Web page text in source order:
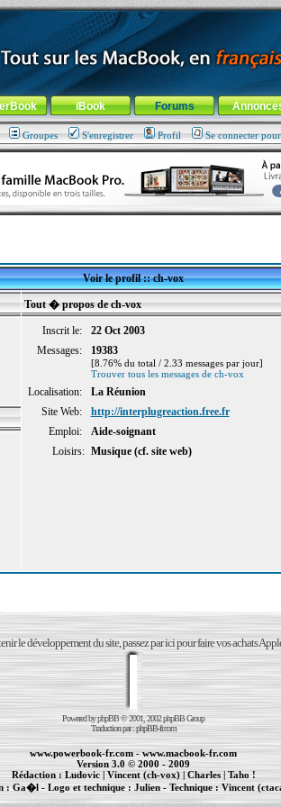
au menu de la rubrique
iBook Forums
Groupes S'enregistrer Profil Se connecter
Voir le profil :: ch-vox
Tout � propos de ch-vox
Inscrit le:
22 Oct 2003
Messages:
19383
[8.76% du total / 2.33 messages par jour]
Trouver tous les messages de ch-vox
Localisation:
La Réunion
Site Web:
http://interplugreaction.free.fr
Emploi:
Aide-soignant
Loisirs: Musique (cf. site web)
le développement du site, passez par ici pour faire vos achats
Powered byphpBB© 2001, 2002 phpBB Group
Traduction par :phpBB-fr.com
www.powerbook-fr.com-www.macbook-fr.com
Version 3.0 © 2000 - 2009
Rédaction :Ludovic|Vincent (ch-vox)| Charles|Taho !
:Ga�l- Logo et technique :Julien- Technique : Vincent
: - MacBook Pro - iBook| Maintenance Apple et Macintosh à Toulouse|cr�ation de sites Internet